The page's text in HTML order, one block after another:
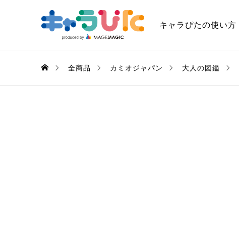
キャラぴたの使い方
全商品 カミオジャパン 大人の図鑑